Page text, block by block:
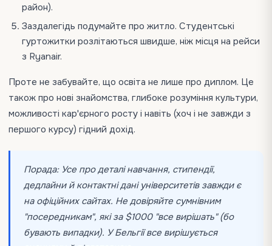
район).
Заздалегідь подумайте про житло. Студентські
гуртожитки розлітаються швидше, ніж місця на рейси
з Ryanair.
Проте не забувайте, що освіта не лише про диплом. Це
також про нові знайомства, глибоке розуміння культури,
можливості кар'єрного росту і навіть (хоч і не завжди з
першого курсу) гідний дохід.
Порада: Усе про деталі навчання, стипендії,
дедлайни й контактні дані університетів завжди є
на офіційних сайтах. Не довіряйте сумнівним
"посередникам", які за $1000 "все вирішать" (бо
бувають випадки). У Бельгії все вирішується